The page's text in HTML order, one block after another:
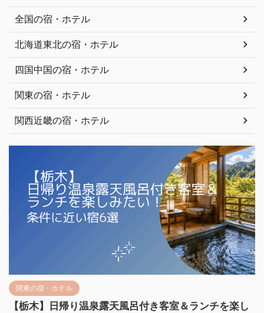
全国の宿・ホテル
北海道東北の宿・ホテル
四国中国の宿・ホテル
関東の宿・ホテル
関西近畿の宿・ホテル
関東の宿・ホテル
【栃木】日帰り温泉露天風呂付き客室＆ランチを楽し